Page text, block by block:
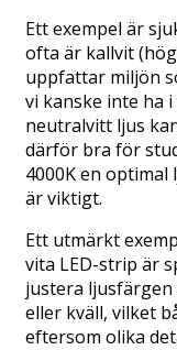
Ett exempel är
ofta är kallvit
uppfattar miljön
vi kanske inte ha
neutralvitt ljus
därför bra för
4000K en
är viktigt.
Ett utmärkt
vita LED-strip är
justera
eller kväll, vilket
eftersom olika